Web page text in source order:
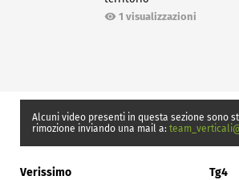
1 visualizzazioni
Alcuni video presenti in questa sezione sono
rimozione inviando una mail a:
Verissimo Tg4